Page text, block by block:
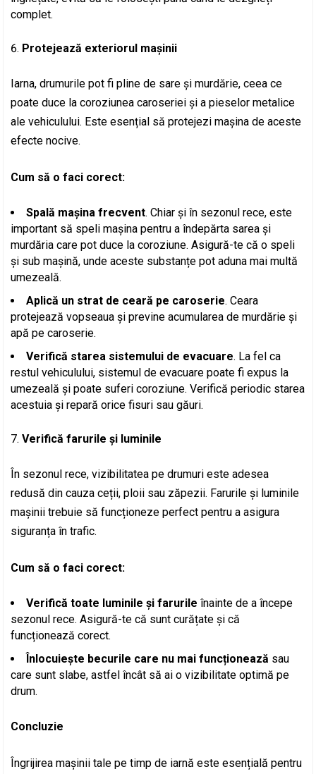
complet.
Protejează exteriorul mașinii
Iarna, drumurile pot fi pline de sare și murdărie, ceea ce
poate duce la coroziunea caroseriei și a pieselor metalice
ale vehiculului. Este esențial să protejezi mașina de aceste
efecte nocive.
Cum să o faci corect:
Spală mașina frecvent. Chiar și în sezonul rece, este
important să speli mașina pentru a îndepărta sarea și
murdăria care pot duce la coroziune. Asigură-te că o speli
și sub mașină, unde aceste substanțe pot aduna mai multă
umezeală.
Aplică un strat de ceară pe caroserie. Ceara
protejează vopseaua și previne acumularea de murdărie și
apă pe caroserie.
Verifică starea sistemului de evacuare. La fel ca
restul vehiculului, sistemul de evacuare poate fi expus la
umezeală și poate suferi coroziune. Verifică periodic starea
acestuia și repară orice fisuri sau găuri.
Verifică farurile și luminile
În sezonul rece, vizibilitatea pe drumuri este adesea
redusă din cauza ceții, ploii sau zăpezii. Farurile și luminile
mașinii trebuie să funcționeze perfect pentru a asigura
siguranța în trafic.
Cum să o faci corect:
Verifică toate luminile și farurile înainte de a începe
sezonul rece. Asigură-te că sunt curățate și că
funcționează corect.
Înlocuiește becurile care nu mai funcționează sau
care sunt slabe, astfel încât să ai o vizibilitate optimă pe
drum.
Concluzie
Îngrijirea mașinii tale pe timp de iarnă este esențială pentru